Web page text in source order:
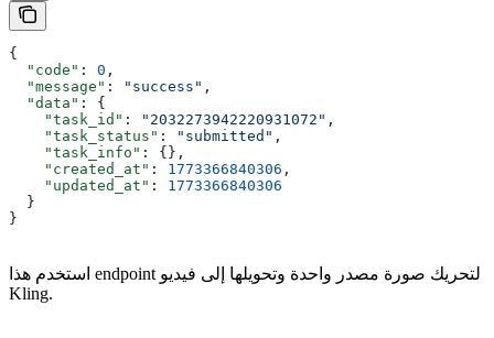
{
  "code"
: 0 ,
  "message"
: "success" ,
  "data"
: {
    "task_id"
: "2032273942220931072" ,
    "task_status"
: "submitted" ,
    "task_info"
: {},
    "created_at"
: 1773366840306 ,
    "updated_at"
: 1773366840306
  }
}
استخدم هذا endpoint لتحريك صورة مصدر واحدة وتحويلها إلى فيديو
Kling.